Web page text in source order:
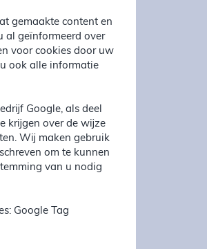
gemaakte content en
al geïnformeerd over
voor cookies door uw
ook alle informatie
Google, als deel
krijgen over de wijze
Wij maken gebruik
om te kunnen
van u nodig
Google Tag